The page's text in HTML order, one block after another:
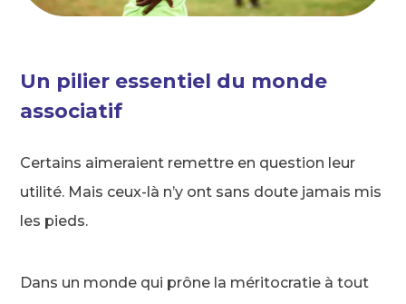
Un pilier essentiel du monde
associatif
Certains aimeraient remettre en question leur
utilité. Mais ceux-là n’y ont sans doute jamais mis
les pieds.
Dans un monde qui prône la méritocratie à tout